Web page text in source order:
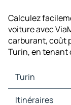
Calculez
voiture avec
carburant, coût
Turin, en
Turin
Turin Cartes et
Itinéraires